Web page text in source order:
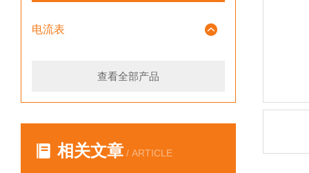
电流表
查看全部产品
相关文章 / ARTICLE